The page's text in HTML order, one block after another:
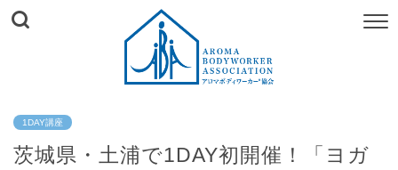
1DAY講座
茨城県・土浦で1DAY初開催！「ヨガ